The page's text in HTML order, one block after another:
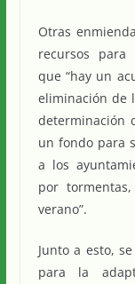
Otras
recursos para
que “hay un
eliminación de
determinación
un fondo para
a los
por
verano”.
Junto a esto,
para la